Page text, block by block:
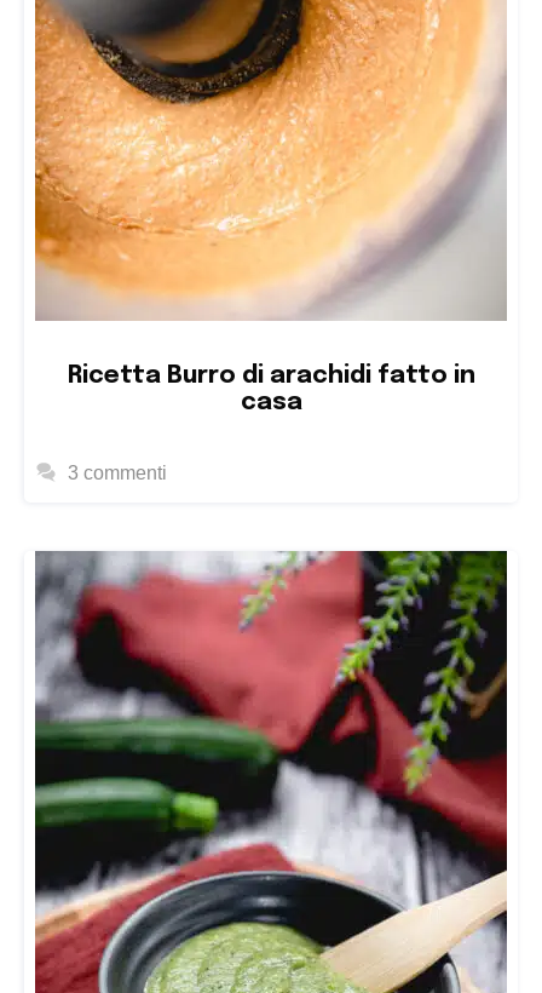
Ricetta Burro di arachidi fatto in
casa
3 commenti